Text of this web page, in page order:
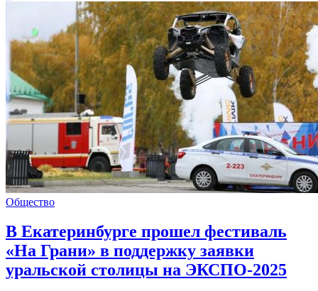
Общество
В Екатеринбурге прошел фестиваль
«На Грани» в поддержку заявки
уральской столицы на ЭКСПО-2025